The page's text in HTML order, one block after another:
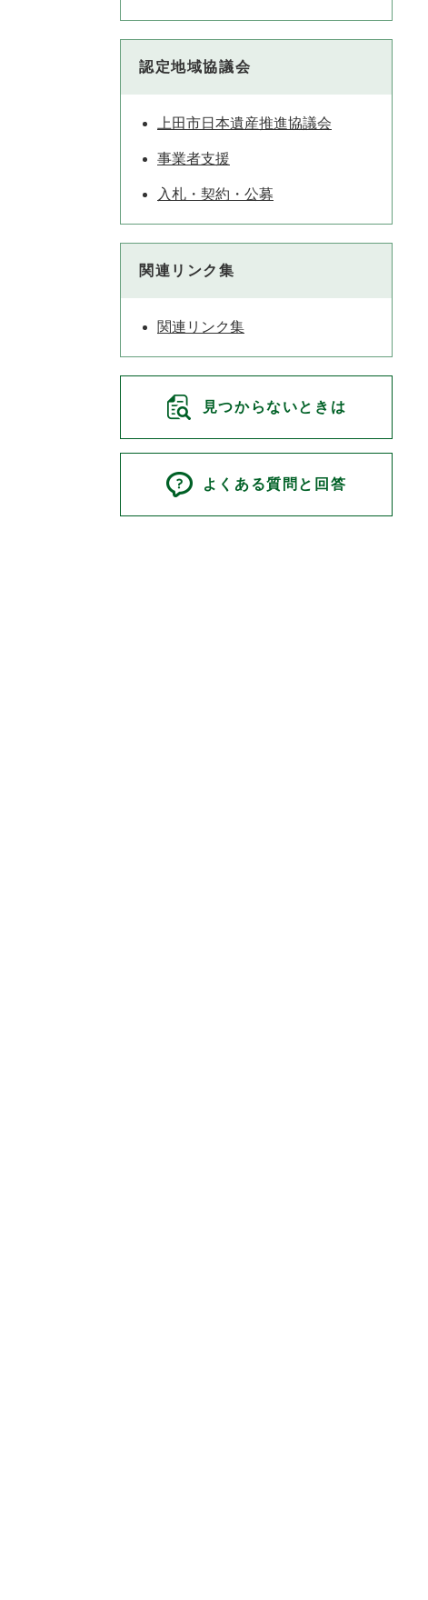
認定地域協議会
上田市日本遺産推進協議会
事業者支援
入札・契約・公募
関連リンク集
関連リンク集
見つからないときは
よくある質問と回答